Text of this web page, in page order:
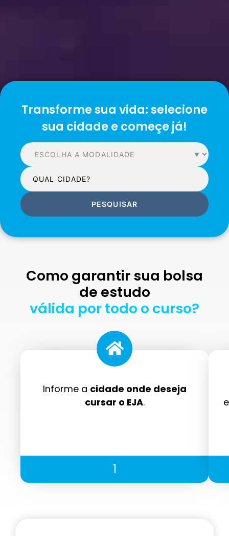
Transforme sua vida: selecione
sua cidade e começe já!
PESQUISAR
Como garantir sua bolsa
de estudo
válida por todo o curso?
Informe a cidade onde deseja
cursar o EJA.
1